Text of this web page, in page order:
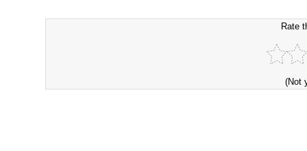
Rate
(Not